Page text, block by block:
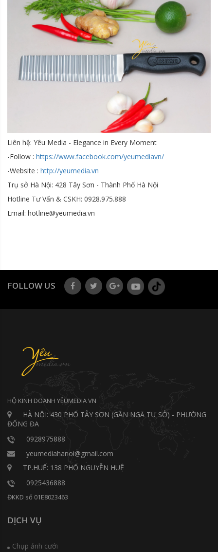
Liên hệ: Yêu Media - Elegance in Every Moment
-Follow : https://www.facebook.com/yeumediavn/
-Website : http://yeumedia.vn
Trụ sở Hà Nội: 428 Tây Sơn - Thành Phố Hà Nội
Hotline Tư Vấn & CSKH: 0928.975.888
Email: hotline@yeumedia.vn
FOLLOW US
HỘ KINH DOANH YÊUMEDIA VN
HÀ NỘI: 430 PHỐ TÂY SƠN (GẦN NGÃ TƯ SỞ) - PHƯỜNG
ĐỐNG ĐA
0928975888
yeumediahanoi@gmail.com
TP.HUẾ: 138 PHỐ NGUYỄN HUỆ
0925436888
ĐKKD số 01E8023463
DỊCH VỤ
Chụp ảnh cưới